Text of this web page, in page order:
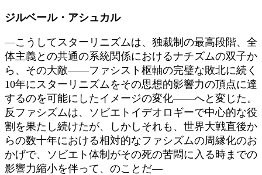
時
ジルベール・アシュカル
―こうしてスターリニズムは、独裁制の最高段階、全
体主義との共通の系統関係におけるナチズムの双子か
ら、その大敵――ファシスト枢軸の完璧な敗北に続く
10年にスターリニズムをその思想的影響力の頂点に達
するのを可能にしたイメージの変化――へと変じた。
反ファシズムは、ソビエトイデオロギーで中心的な役
割を果たし続けたが、しかしそれも、世界大戦直後か
らの数十年における相対的なファシズムの周縁化のお
かげで、ソビエト体制がその死の苦悶に入る時までの
影響力縮小を伴って、のことだ―